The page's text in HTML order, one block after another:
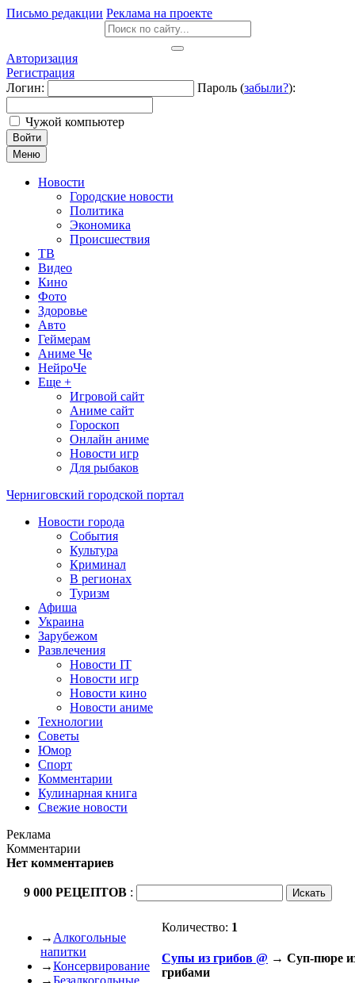
Письмо редакции Реклама на проекте
Авторизация
Регистрация
Логин:
Пароль (забыли?):
Чужой компьютер
Войти
Меню
Новости
Городские новости
Политика
Экономика
Происшествия
ТВ
Видео
Кино
Фото
Здоровье
Авто
Геймерам
Аниме Че
НейроЧе
Еще +
Игровой сайт
Аниме сайт
Гороскоп
Онлайн аниме
Новости игр
Для рыбаков
Черниговский городской портал
Новости города
События
Культура
Криминал
В регионах
Туризм
Афиша
Украина
Зарубежом
Развлечения
Новости IT
Новости игр
Новости кино
Новости аниме
Технологии
Советы
Юмор
Спорт
Комментарии
Кулинарная книга
Свежие новости
Реклама
Комментарии
Нет комментариев
9 000 РЕЦЕПТОВ :
→ Алкогольные
напитки
→Консервирование
→Безалкогольные
Количество: 1
Cупы из грибов @ → Суп-пюре
грибами